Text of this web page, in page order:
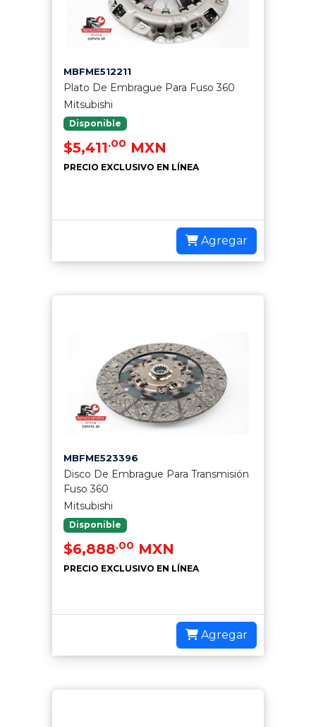
MBFME512211
Plato De Embrague Para Fuso 360
Mitsubishi
Disponible
$5,411.00 MXN
PRECIO EXCLUSIVO EN LÍNEA
Agregar
MBFME523396
Disco De Embrague Para Transmisión
Fuso 360
Mitsubishi
Disponible
$6,888.00 MXN
PRECIO EXCLUSIVO EN LÍNEA
Agregar